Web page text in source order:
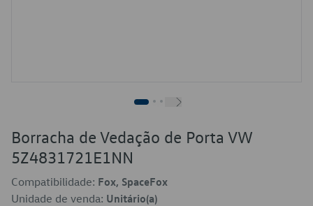
Borracha de Vedação de Porta VW
5Z4831721E1NN
Compatibilidade: Fox, SpaceFox
Unidade de venda: Unitário(a)